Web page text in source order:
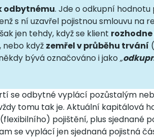
odbytnému. Jde o odkupní
s ní uzavřel pojistnou smlouvu na
jen tehdy, když se klient
, nebo když zemřel v průběhu trvání
bývá označováno i jako „
se odbytné vyplácí pozůstalým
tomu tak je. Aktuální kapitálová
pojištění, plus sjednané
se vyplácí jen sjednaná pojistná